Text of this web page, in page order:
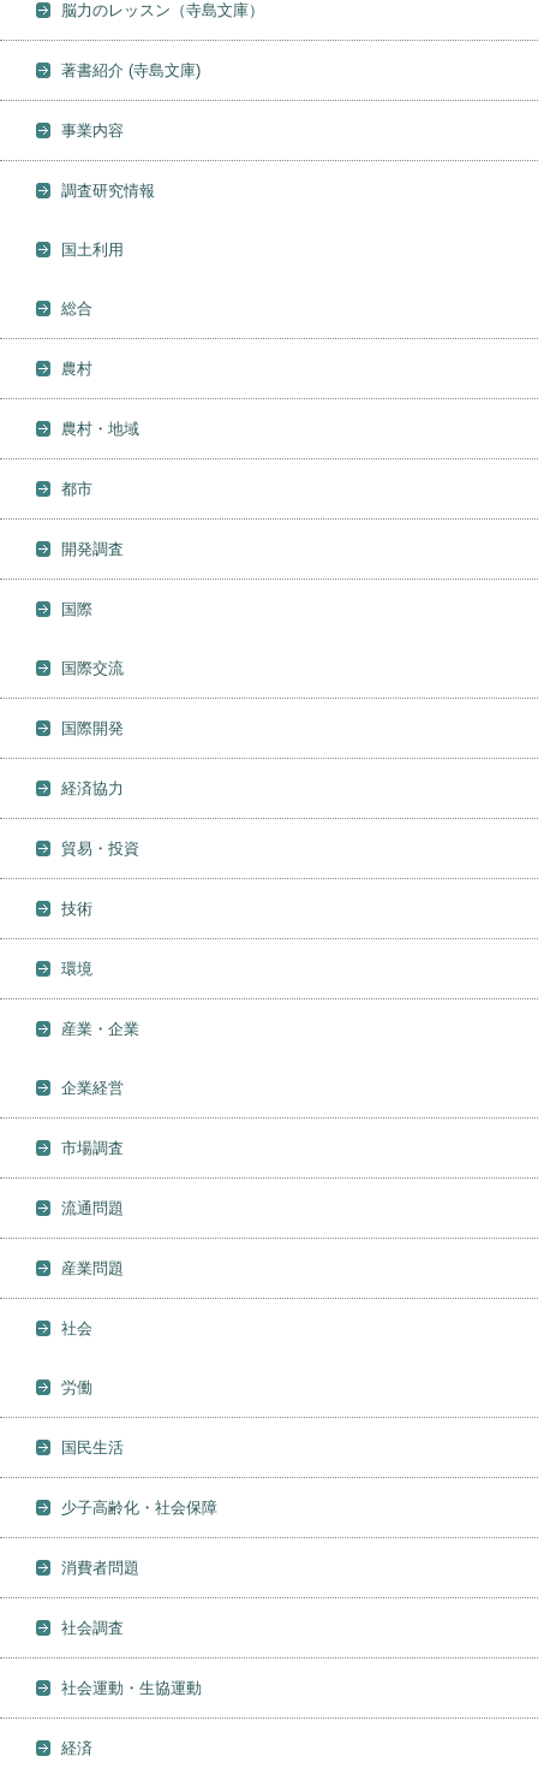
脳力のレッスン（寺島文庫）
著書紹介 (寺島文庫)
事業内容
調査研究情報
国土利用
総合
農村
農村・地域
都市
開発調査
国際
国際交流
国際開発
経済協力
貿易・投資
技術
環境
産業・企業
企業経営
市場調査
流通問題
産業問題
社会
労働
国民生活
少子高齢化・社会保障
消費者問題
社会調査
社会運動・生協運動
経済